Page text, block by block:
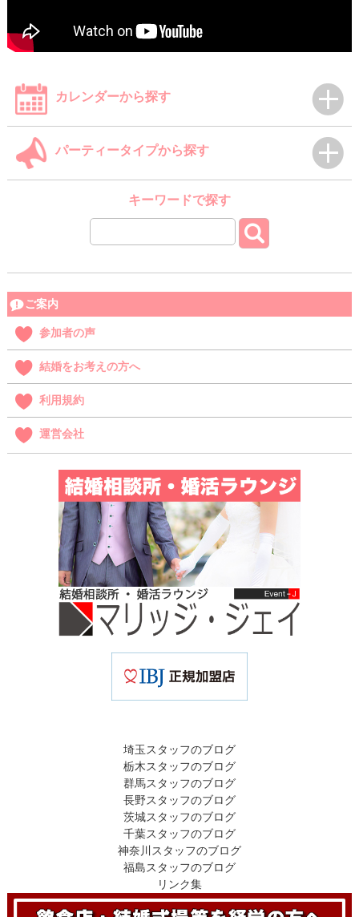
カレンダーから探す
パーティータイプから探す
キーワードで探す
ご案内
参加者の声
結婚をお考えの方へ
利用規約
運営会社
埼玉スタッフのブログ
栃木スタッフのブログ
群馬スタッフのブログ
長野スタッフのブログ
茨城スタッフのブログ
千葉スタッフのブログ
神奈川スタッフのブログ
福島スタッフのブログ
リンク集